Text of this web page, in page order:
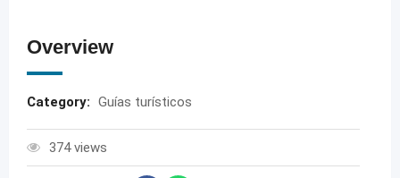
Overview
Category: Guías turísticos
374 views